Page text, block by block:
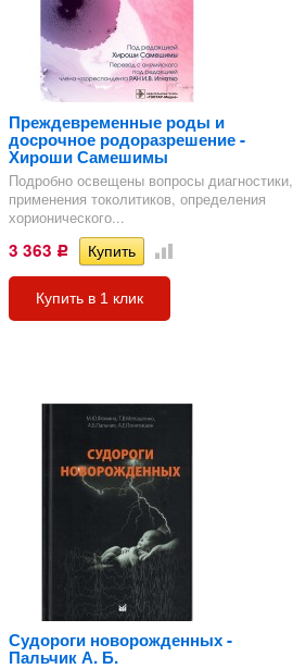
Преждевременные роды и
досрочное родоразрешение -
Хироши Самешимы
Подробно освещены вопросы диагностики,
применения токолитиков, определения
хорионического...
3 363 Р
Купить в 1 клик
Судороги новорожденных -
Пальчик А. Б.